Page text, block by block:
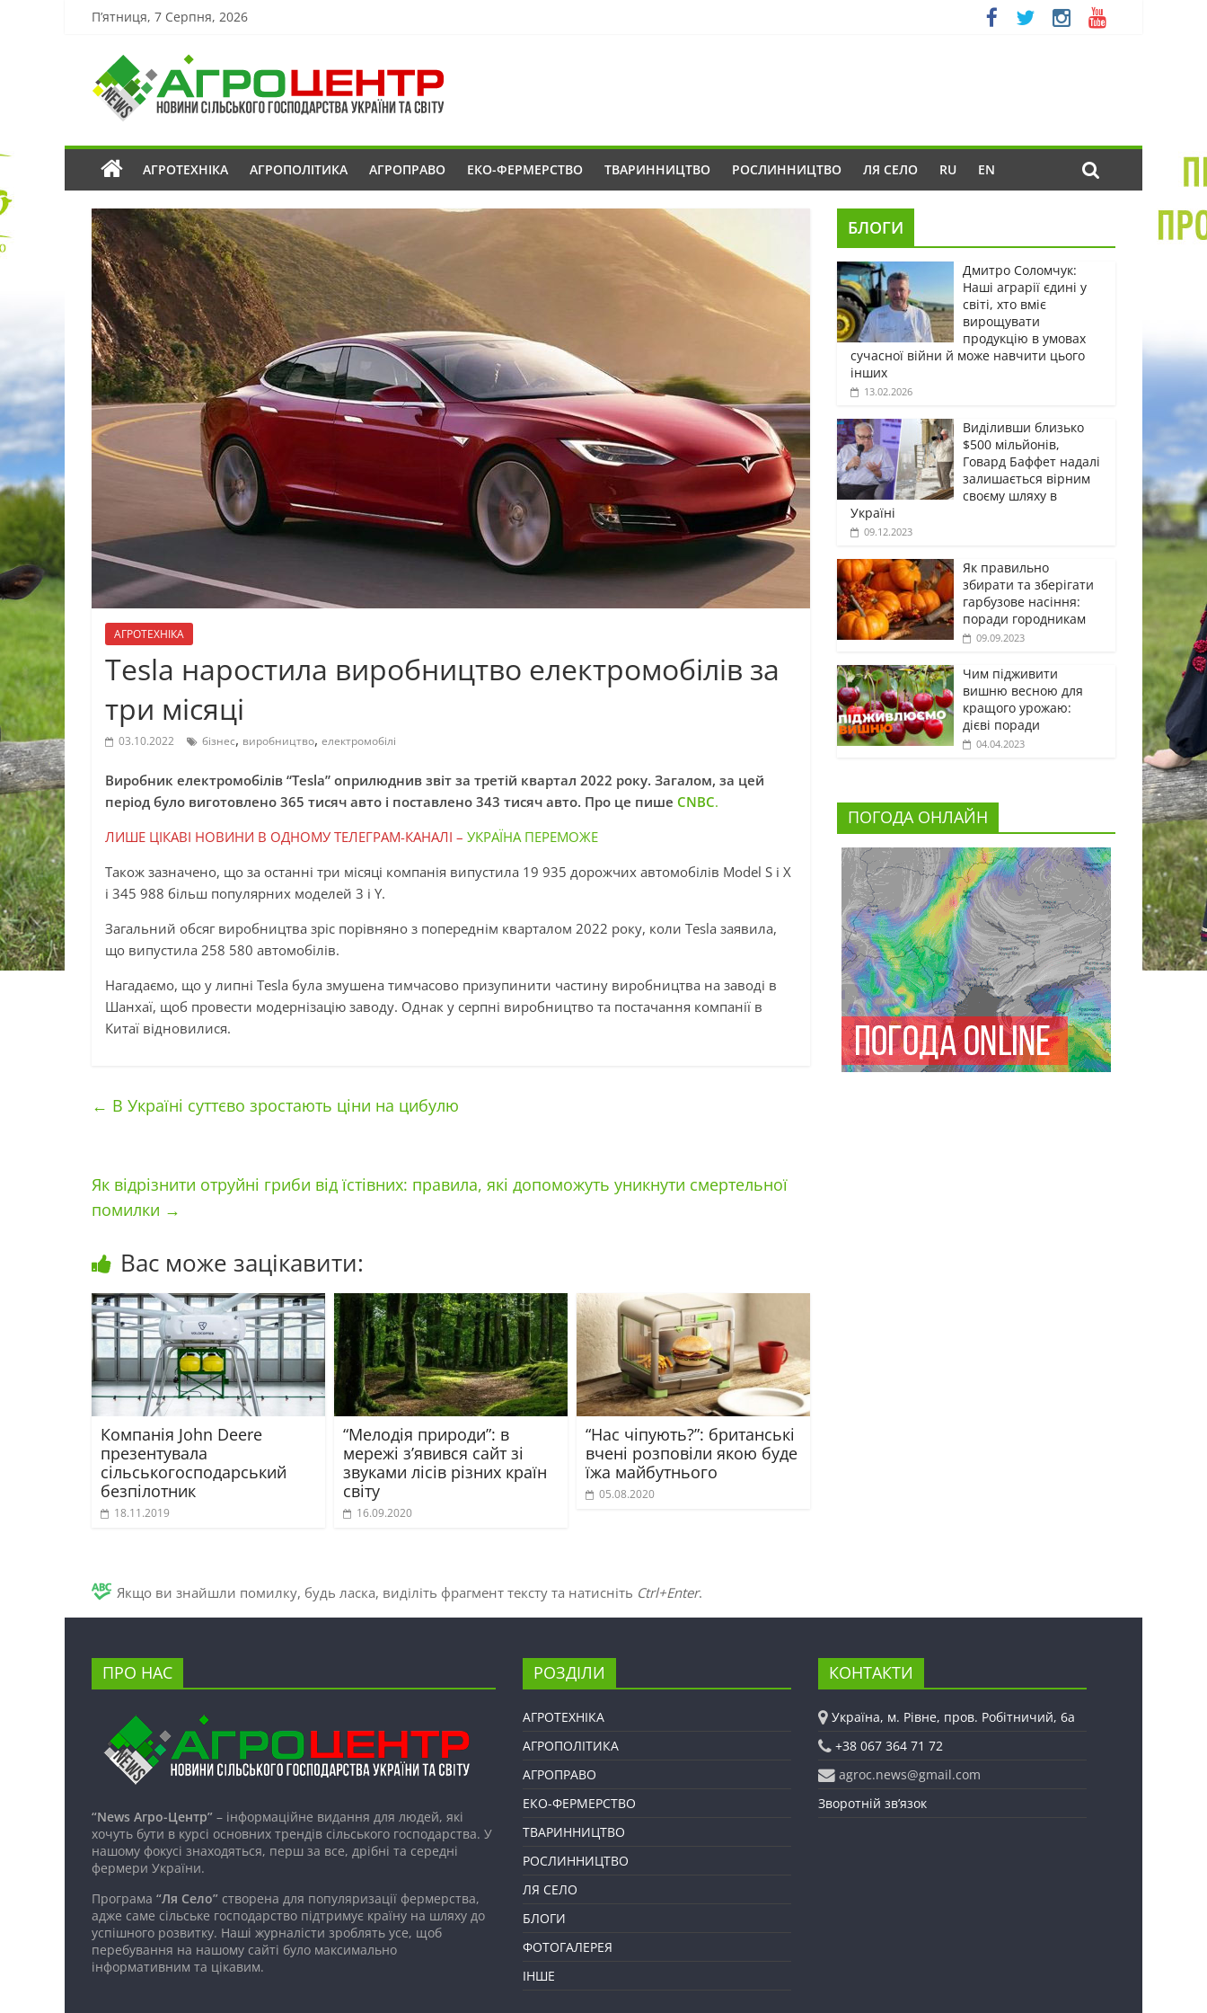
П’ятниця, 7 Серпня, 2026
АГРОТЕХНІКА АГРОПОЛІТИКА АГРОПРАВО ЕКО-ФЕРМЕРСТВО ТВАРИННИЦТВО РОСЛИННИЦТВО ЛЯ СЕЛО RU EN
АГРОТЕХНІКА
Tesla наростила виробництво електромобілів за
три місяці
03.10.2022 бізнес, виробництво, електромобілі
Виробник електромобілів “Tesla” оприлюднив звіт за третій квартал 2022 року. Загалом, за цей
період було виготовлено 365 тисяч авто і поставлено 343 тисяч авто. Про це пише CNBC.
ЛИШЕ ЦІКАВІ НОВИНИ В ОДНОМУ ТЕЛЕГРАМ-КАНАЛІ – УКРАЇНА ПЕРЕМОЖЕ
Також зазначено, що за останні три місяці компанія випустила 19 935 дорожчих автомобілів Model S і X
і 345 988 більш популярних моделей 3 і Y.
Загальний обсяг виробництва зріс порівняно з попереднім кварталом 2022 року, коли Tesla заявила,
що випустила 258 580 автомобілів.
Нагадаємо, що у липні Tesla була змушена тимчасово призупинити частину виробництва на заводі в
Шанхаї, щоб провести модернізацію заводу. Однак у серпні виробництво та постачання компанії в
Китаї відновилися.
← В Україні суттєво зростають ціни на цибулю
Як відрізнити отруйні гриби від їстівних: правила, які допоможуть уникнути смертельної
помилки →
Вас може зацікавити:
Компанія John Deere
презентувала
сільськогосподарський
безпілотник
18.11.2019
“Мелодія природи”: в
мережі з’явився сайт зі
звуками лісів різних країн
світу
16.09.2020
“Нас чіпують?”: британські
вчені розповіли якою буде
їжа майбутнього
05.08.2020
БЛОГИ
Дмитро Соломчук:
Наші аграрії єдині у
світі, хто вміє
вирощувати
продукцію в умовах
сучасної війни й може навчити цього
інших
13.02.2026
Виділивши близько
$500 мільйонів,
Говард Баффет надалі
залишається вірним
своєму шляху в
Україні
09.12.2023
Як правильно
збирати та зберігати
гарбузове насіння:
поради городникам
09.09.2023
Чим підживити
вишню весною для
кращого урожаю:
дієві поради
04.04.2023
ПОГОДА ОНЛАЙН
Якщо ви знайшли помилку, будь ласка, виділіть фрагмент тексту та натисніть Ctrl+Enter.
ПРО НАС
“News Агро-Центр” – інформаційне видання для людей, які
хочуть бути в курсі основних трендів сільського господарства. У
нашому фокусі знаходяться, перш за все, дрібні та середні
фермери України.
Програма “Ля Село” створена для популяризації фермерства,
адже саме сільське господарство підтримує країну на шляху до
успішного розвитку. Наші журналісти зроблять усе, щоб
перебування на нашому сайті було максимально
інформативним та цікавим.
РОЗДІЛИ
АГРОТЕХНІКА
АГРОПОЛІТИКА
АГРОПРАВО
ЕКО-ФЕРМЕРСТВО
ТВАРИННИЦТВО
РОСЛИННИЦТВО
ЛЯ СЕЛО
БЛОГИ
ФОТОГАЛЕРЕЯ
ІНШЕ
КОНТАКТИ
Україна, м. Рівне, пров. Робітничий, 6а
+38 067 364 71 72
agroc.news@gmail.com
Зворотній зв’язок